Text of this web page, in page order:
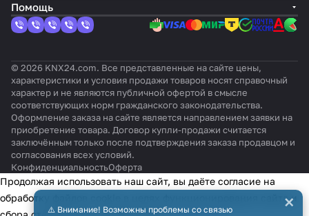
Помощь
© 2026 KNX24.com. Все представленные на сайте цены,
характеристики и условия продажи товаров носят справочный
характер и не являются публичной офертой в смысле
соответствующих норм гражданского законодательства.
Оформление заказа на сайте является направлением заявки на
приобретение товара. Договор купли-продажи считается
заключённым только после подтверждения заказа продавцом и
согласования всех условий.
КонфиденциальностьОферта
⚠️ Внимание! Возможны проблемы со связью ×
Продолжая использовать наш сайт, вы даёте согласие на
обработку файлов cookie в целях функционирования сайта и